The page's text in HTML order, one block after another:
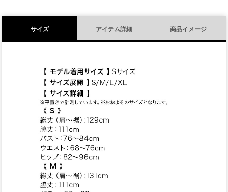
サイズ アイテム詳細 商品イメージ